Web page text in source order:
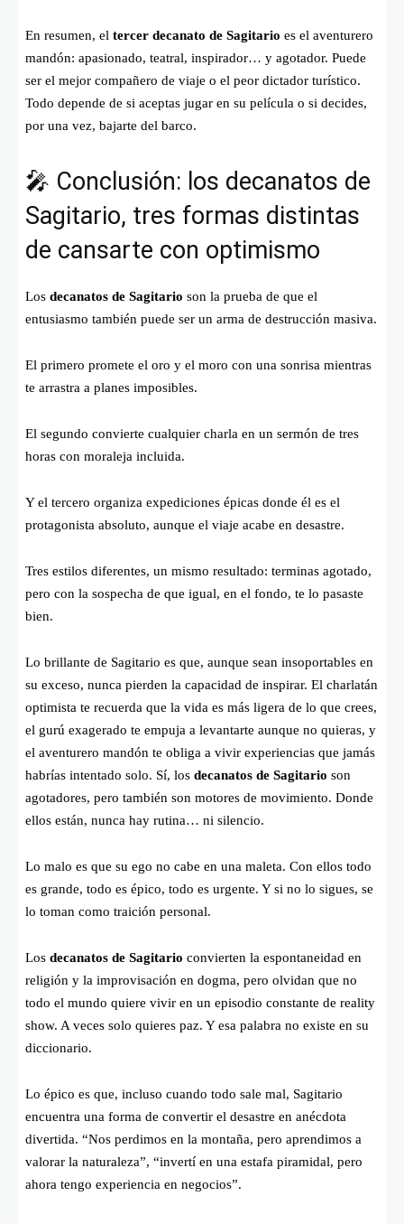
En resumen, el tercer decanato de Sagitario es el aventurero
mandón: apasionado, teatral, inspirador… y agotador. Puede
ser el mejor compañero de viaje o el peor dictador turístico.
Todo depende de si aceptas jugar en su película o si decides,
por una vez, bajarte del barco.
🎤 Conclusión: los decanatos de
Sagitario, tres formas distintas
de cansarte con optimismo
Los decanatos de Sagitario son la prueba de que el
entusiasmo también puede ser un arma de destrucción masiva.
El primero promete el oro y el moro con una sonrisa mientras
te arrastra a planes imposibles.
El segundo convierte cualquier charla en un sermón de tres
horas con moraleja incluida.
Y el tercero organiza expediciones épicas donde él es el
protagonista absoluto, aunque el viaje acabe en desastre.
Tres estilos diferentes, un mismo resultado: terminas agotado,
pero con la sospecha de que igual, en el fondo, te lo pasaste
bien.
Lo brillante de Sagitario es que, aunque sean insoportables en
su exceso, nunca pierden la capacidad de inspirar. El charlatán
optimista te recuerda que la vida es más ligera de lo que crees,
el gurú exagerado te empuja a levantarte aunque no quieras, y
el aventurero mandón te obliga a vivir experiencias que jamás
habrías intentado solo. Sí, los decanatos de Sagitario son
agotadores, pero también son motores de movimiento. Donde
ellos están, nunca hay rutina… ni silencio.
Lo malo es que su ego no cabe en una maleta. Con ellos todo
es grande, todo es épico, todo es urgente. Y si no lo sigues, se
lo toman como traición personal.
Los decanatos de Sagitario convierten la espontaneidad en
religión y la improvisación en dogma, pero olvidan que no
todo el mundo quiere vivir en un episodio constante de reality
show. A veces solo quieres paz. Y esa palabra no existe en su
diccionario.
Lo épico es que, incluso cuando todo sale mal, Sagitario
encuentra una forma de convertir el desastre en anécdota
divertida. “Nos perdimos en la montaña, pero aprendimos a
valorar la naturaleza”, “invertí en una estafa piramidal, pero
ahora tengo experiencia en negocios”.